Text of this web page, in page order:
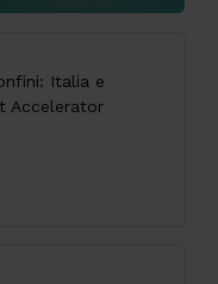
Italia e
Accelerator